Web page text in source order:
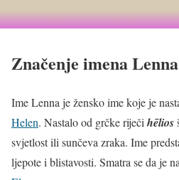
Značenje imena Lenna
Ime Lenna je žensko ime koje je
Helen. Nastalo od grčke riječi hēlios
svjetlost ili sunčeva zraka. Ime
ljepote i blistavosti. Smatra se da je